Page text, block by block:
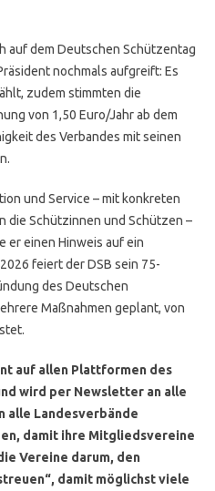
auf dem Deutschen Schützentag
nochmals aufgreift: Es
zudem stimmten die
von 1,50 Euro/Jahr ab dem
des Verbandes mit seinen
und Service – mit konkreten
die Schützinnen und Schützen –
er einen Hinweis auf ein
feiert der DSB sein 75-
des Deutschen
Maßnahmen geplant, von
auf allen Plattformen des
wird per Newsletter an alle
alle Landesverbände
damit ihre Mitgliedsvereine
Vereine darum, den
damit möglichst viele